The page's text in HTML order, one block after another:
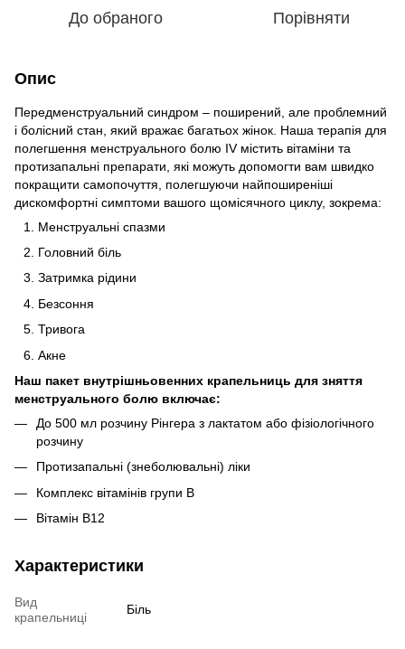
До обраного Порівняти
Опис
Передменструальний синдром – поширений, але проблемний
і болісний стан, який вражає багатьох жінок. Наша терапія для
полегшення менструального болю IV містить вітаміни та
протизапальні препарати, які можуть допомогти вам швидко
покращити самопочуття, полегшуючи найпоширеніші
дискомфортні симптоми вашого щомісячного циклу, зокрема:
Менструальні спазми
Головний біль
Затримка рідини
Безсоння
Тривога
Акне
Наш пакет внутрішньовенних крапельниць для зняття
менструального болю включає:
До 500 мл розчину Рінгера з лактатом або фізіологічного
розчину
Протизапальні (знеболювальні) ліки
Комплекс вітамінів групи В
Вітамін B12
Характеристики
Вид
крапельниці
Біль